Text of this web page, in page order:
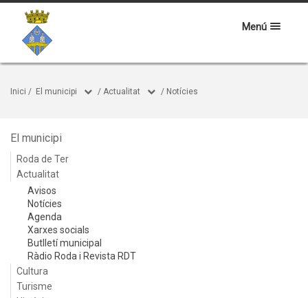
Menú
Inici / El municipi / Actualitat / Notícies
El municipi
Roda de Ter
Actualitat
Avisos
Notícies
Agenda
Xarxes socials
Butlletí municipal
Ràdio Roda i Revista RDT
Cultura
Turisme